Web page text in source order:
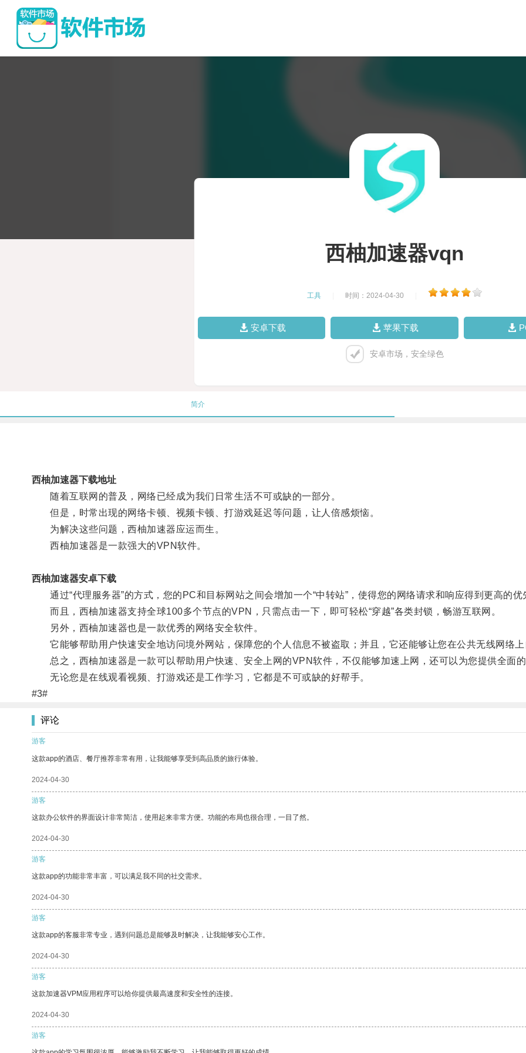
西柚加速器vqn
工具 时间：2024-04-30
安卓下载 苹果下载
安卓市场，安全绿色
简介
西柚加速器下载地址
随着互联网的普及，网络已经成为我们日常生活不可或缺的一部分。
但是，时常出现的网络卡顿、视频卡顿、打游戏延迟等问题，让人倍感烦恼。
为解决这些问题，西柚加速器应运而生。
西柚加速器是一款强大的VPN软件。
西柚加速器安卓下载
通过“代理服务器”的方式，您的PC和目标网站之间会增加一个“中转站”，使得您的网络请求和响应得到更高的优
而且，西柚加速器支持全球100多个节点的VPN，只需点击一下，即可轻松“穿越”各类封锁，畅游互联网。
另外，西柚加速器也是一款优秀的网络安全软件。
它能够帮助用户快速安全地访问境外网站，保障您的个人信息不被盗取；并且，它还能够让您在公共无线网络上
总之，西柚加速器是一款可以帮助用户快速、安全上网的VPN软件，不仅能够加速上网，还可以为您提供全面的
无论您是在线观看视频、打游戏还是工作学习，它都是不可或缺的好帮手。
#3#
评论
游客
这款app的酒店、餐厅推荐非常有用，让我能够享受到高品质的旅行体验。
2024-04-30
游客
这款办公软件的界面设计非常简洁，使用起来非常方便。功能的布局也很合理，一目了然。
2024-04-30
游客
这款app的功能非常丰富，可以满足我不同的社交需求。
2024-04-30
游客
这款app的客服非常专业，遇到问题总是能够及时解决，让我能够安心工作。
2024-04-30
游客
这款加速器VPM应用程序可以给你提供最高速度和安全性的连接。
2024-04-30
游客